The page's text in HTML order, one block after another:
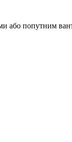
або попутним